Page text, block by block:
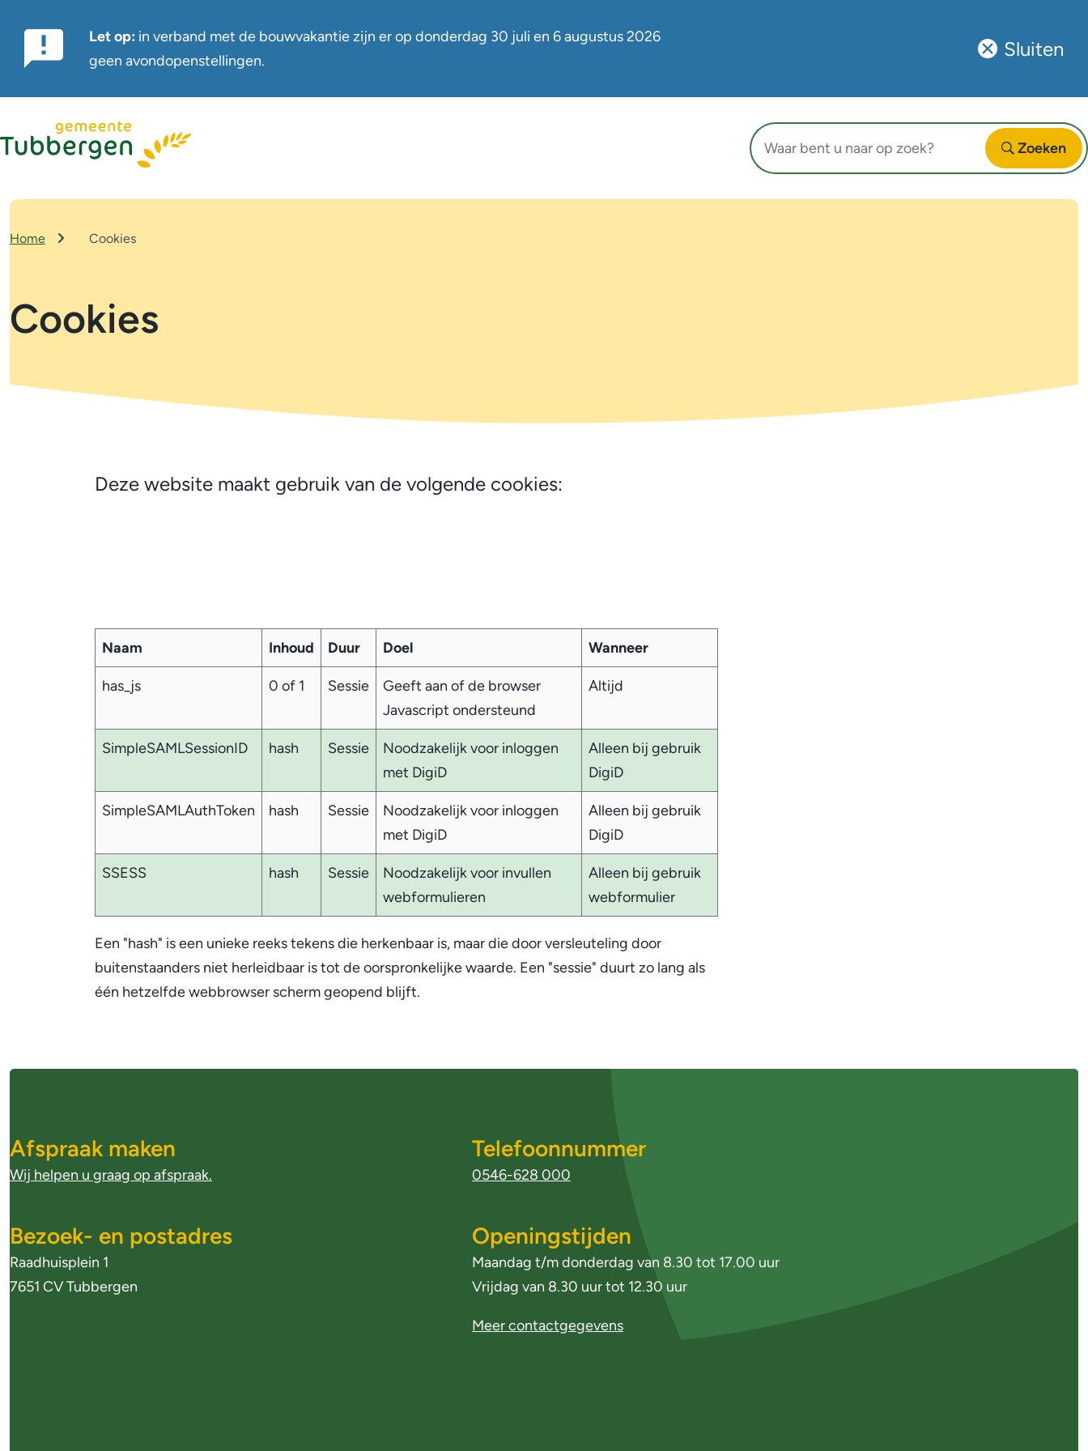
Belangrijke
notificatie
Let op: in verband met de bouwvakantie zijn er op donderdag 30 juli en 6 augustus2026
geen avondopenstellingen.
Sluiten
Sluit
notificatie
Waar
bent
Open
Zoeken
Kruimelpad
Home Cookies
Cookies
Deze website maakt gebruik van de volgende cookies:
Naam Inhoud Duur Doel Wanneer
has_js 0 of 1 Sessie
Geeft aan of de browser
Javascript ondersteund
Altijd
SimpleSAMLSessionID hash Sessie
Noodzakelijk voor inloggen
met DigiD
Alleen bij gebruik
DigiD
SimpleSAMLAuthToken hash Sessie
Noodzakelijk voor inloggen
met DigiD
Alleen bij gebruik
DigiD
SSESS hash Sessie
Noodzakelijk voor invullen
webformulieren
Alleen bij gebruik
webformulier
Een "hash" is een unieke reeks tekens die herkenbaar is, maar die door versleuteling door
buitenstaanders niet herleidbaar is tot de oorspronkelijke waarde. Een "sessie" duurt zo lang als
één hetzelfde webbrowser scherm geopend blijft.
g
m
e
Afspraak maken
Wij helpen u graag op afspraak.
Bezoek- en postadres
Raadhuisplein 1
7651 CV Tubbergen
Telefoonnummer
0546-628 000
Openingstijden
Maandag t/m donderdag van 8.30 tot 17.00 uur
Vrijdag van 8.30 uur tot 12.30 uur
Meer contactgegevens